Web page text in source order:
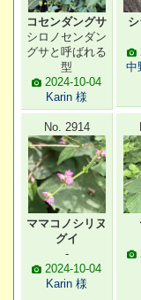
コセンダングサ
シロノセンダン
グサと呼ばれる
型
2024-10-04
Karin 様
中
No. 2914
ママコノシリヌ
グイ
-
2024-10-04
Karin 様